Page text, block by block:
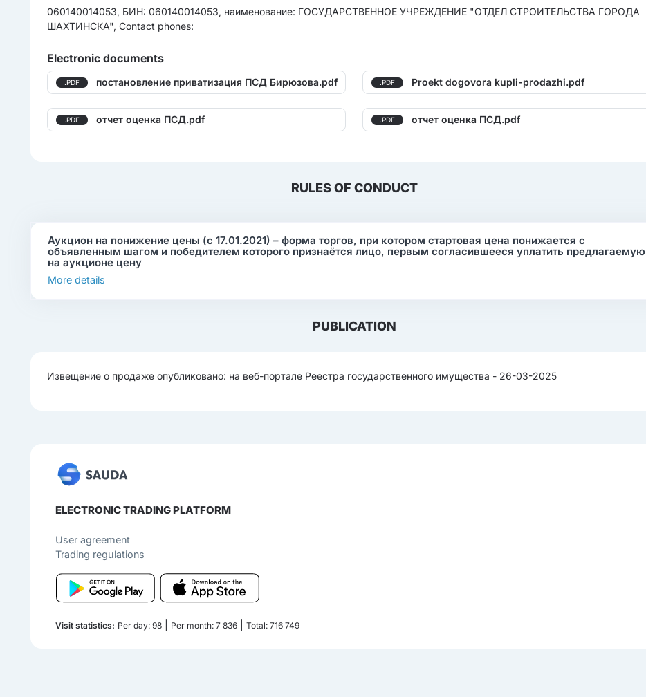
060140014053, БИН: 060140014053, наименование: ГОСУДАРСТВЕННОЕ УЧРЕЖДЕНИЕ "ОТДЕЛ СТРОИТЕЛЬСТВА ГОРОДА
ШАХТИНСКА", Contact phones:
Electronic documents
.PDF постановление приватизация ПСД Бирюзова.pdf .PDF Proekt dogovora kupli-prodazhi.pdf
.PDF отчет оценка ПСД.pdf .PDF отчет оценка ПСД.pdf
RULES OF CONDUCT
Аукцион на понижение цены (с 17.01.2021) – форма торгов, при котором стартовая цена понижается с
объявленным шагом и победителем которого признаётся лицо, первым согласившееся уплатить предлагаемую
на аукционе цену
More details
PUBLICATION
Извещение о продаже опубликовано: на веб-портале Реестра государственного имущества - 26-03-2025
ELECTRONIC TRADING PLATFORM
User agreement
Trading regulations
Visit statistics: Per day: 98 Per month: 7 836 |Total: 716 749